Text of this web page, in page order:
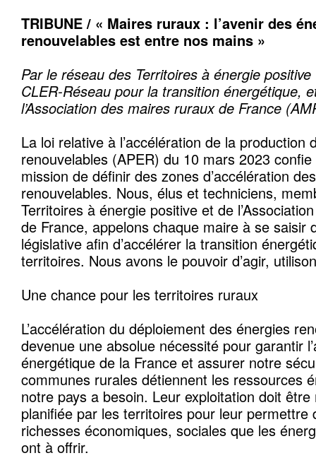
TRIBUNE / « Maires ruraux : l’avenir des
renouvelables est entre nos mains »
Par le réseau des Territoires à énergie
CLER-Réseau pour la transition énergétique,
l’Association des maires ruraux de France
La loi relative à l’accélération de la production
renouvelables (APER) du 10 mars 2023
mission de définir des zones d’accélération
renouvelables. Nous, élus et techniciens,
Territoires à énergie positive et de
de France, appelons chaque maire à se saisir
législative afin d’accélérer la transition
territoires. Nous avons le pouvoir d’agir,
Une chance pour les territoires ruraux
L’accélération du déploiement des énergies
devenue une absolue nécessité pour garantir
énergétique de la France et assurer notre
communes rurales détiennent les ressources
notre pays a besoin. Leur exploitation doit
planifiée par les territoires pour leur permettre
richesses économiques, sociales que les
ont à offrir.